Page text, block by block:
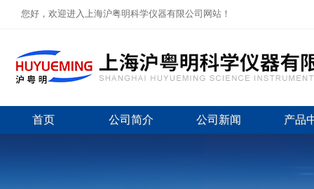
您好，欢迎进入上海沪粤明科学仪器有限公司网站！
首页 公司简介 公司新闻 产品